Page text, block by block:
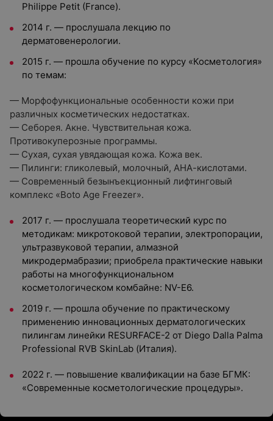
Philippe Petit (France).
2014 г. — прослушала лекцию по
дерматовенерологии.
2015 г. — прошла обучение по курсу «Косметология»
по темам:
— Морфофункциональные особенности кожи при
различных косметических недостатках.
— Себорея. Акне. Чувствительная кожа.
Противокуперозные программы.
— Сухая, сухая увядающая кожа. Кожа век.
— Пилинги: гликолевый, молочный, АНА-кислотами.
— Современный безынъекционный лифтинговый
комплекс «Boto Age Freezer».
2017 г. — прослушала теоретический курс по
методикам: микротоковой терапии, электропорации,
ультразвуковой терапии, алмазной
микродермабразии; приобрела практические навыки
работы на многофункциональном
косметологическом комбайне: NV-E6.
2019 г. — прошла обучение по практическому
применению инновационных дерматологических
пилингам линейки RESURFACE-2 от Diego Dalla Palma
Professional RVB SkinLab (Италия).
2022 г. — повышение квалификации на базе БГМК:
«Современные косметологические процедуры».